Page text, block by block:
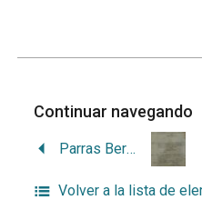
Continuar navegando
Parras Bermúdez, Manuel
Volver a la lista de